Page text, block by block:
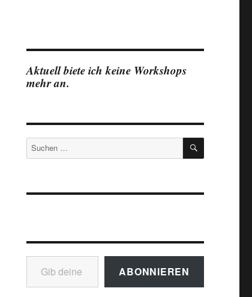
Aktuell biete ich keine Workshops
mehr an.
Suchen
nach:
SUCHEN
Gib deine E-Mail-Adresse ein ...
ABONNIEREN